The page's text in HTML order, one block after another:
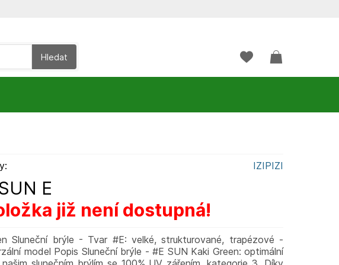
IZIPIZI
E
již není dostupná!
Sluneční brýle - Tvar #E: velké, strukturované, trapézové -
model Popis Sluneční brýle - #E SUN Kaki Green: optimální
Hledat